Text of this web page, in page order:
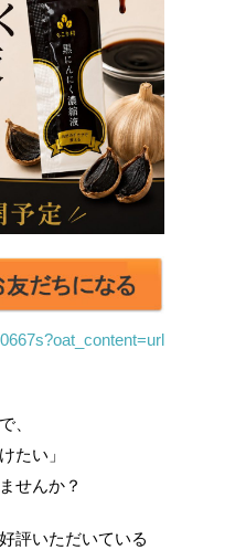
、
たい」
せんか？
評いただいている